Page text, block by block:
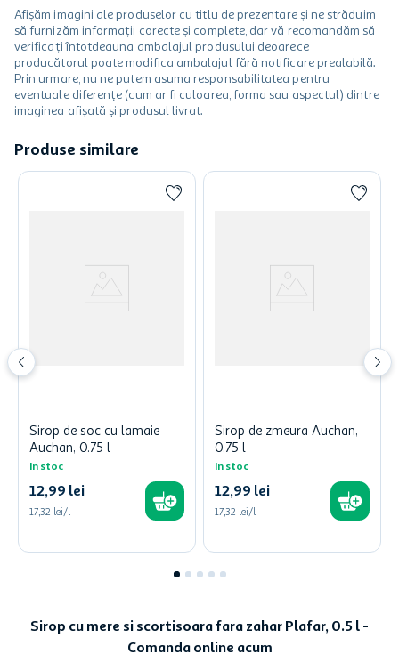
Afișăm imagini ale produselor cu titlu de prezentare și ne străduim
să furnizăm informații corecte și complete, dar vă recomandăm să
verificați întotdeauna ambalajul produsului deoarece
producătorul poate modifica ambalajul fără notificare prealabilă.
Prin urmare, nu ne putem asuma responsabilitatea pentru
eventuale diferențe (cum ar fi culoarea, forma sau aspectul) dintre
imaginea afișată și produsul livrat.
Produse similare
Sirop de soc cu lamaie
Auchan, 0.75 l
In stoc
12,99 lei
17,32 lei/l
Sirop de zmeura Auchan,
0.75 l
In stoc
12,99 lei
17,32 lei/l
Sirop cu mere si scortisoara fara zahar Plafar, 0.5 l -
Comanda online acum